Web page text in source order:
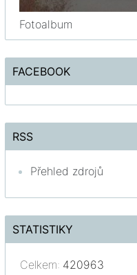
Fotoalbum
FACEBOOK
RSS
Přehled zdrojů
STATISTIKY
Celkem: 420963